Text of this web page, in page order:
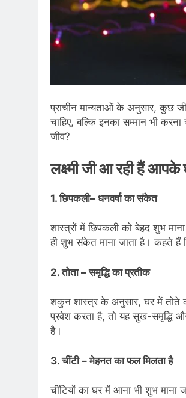
प्राचीन मान्यताओं के अनुसार, कुछ
चाहिए, बल्कि इनका सम्मान भी
जीव?
लक्ष्मी जी आ रही हैं आपके
1. छिपकली– धनवर्षा का संकेत
शास्त्रों में छिपकली को बेहद शुभ
ही शुभ संकेत माना जाता है। कहते हैं
2. तोता – समृद्धि का प्रतीक
शकुन शास्त्र के अनुसार, घर में तोते
प्रवेश करता है, तो यह सुख-समृद्धि
है।
3. चींटी – मेहनत का फल मिलता है
चींटियों का घर में आना भी शुभ माना